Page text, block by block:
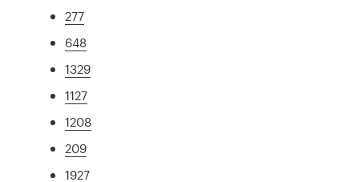
277
648
1329
1127
1208
209
1927